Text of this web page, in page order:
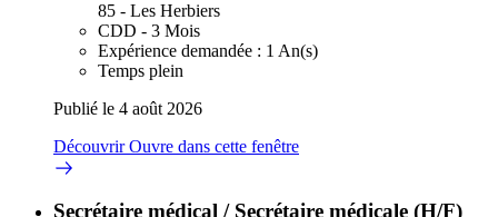
85 - Les Herbiers
CDD - 3 Mois
Expérience demandée : 1 An(s)
Temps plein
Publié le 4 août 2026
DécouvrirOuvre dans cette fenêtre
Secrétaire médical / Secrétaire médicale (H/F)